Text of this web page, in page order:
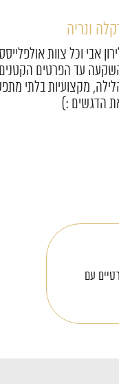
ומאור
אול פלייסס היקרים,
לכם על ערב
מטורף! מקצועיים,
להיות אתם!!
עם